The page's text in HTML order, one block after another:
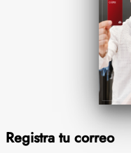
Registra tu correo